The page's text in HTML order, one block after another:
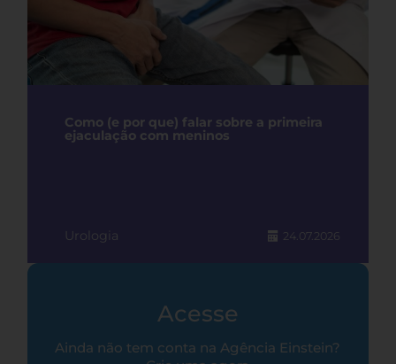
Como (e por que) falar sobre a primeira
ejaculação com meninos
Urologia 24.07.2026
Acesse
Ainda não tem conta na Agência Einstein?